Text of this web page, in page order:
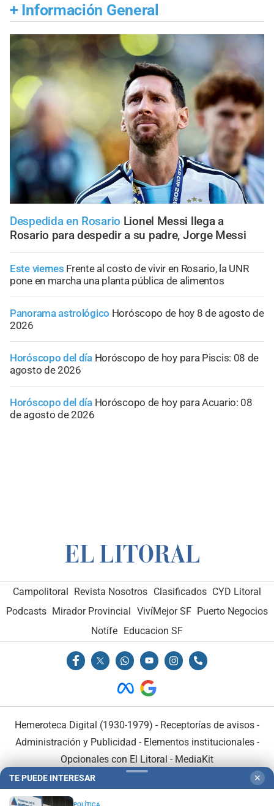
+ Información General
Despedida en Rosario Lionel Messi llega a
Rosario para despedir a su padre, Jorge Messi
Este viernes Frente al costo de vivir en Rosario, la UNR
pone en marcha una planta pública de alimentos
Panorama astrológico Horóscopo de hoy 8 de agosto de
2026
Horóscopo del día Horóscopo de hoy para Piscis: 08 de
agosto de 2026
Horóscopo del día Horóscopo de hoy para Acuario: 08
de agosto de 2026
Campolitoral Revista Nosotros Clasificados CYD Litoral
Podcasts Mirador Provincial VivíMejor SF Puerto Negocios
Notife
Educacion SF
Hemeroteca Digital (1930-1979) - Receptorías de avisos -
Administración y Publicidad - Elementos institucionales-
Opcionales con El Litoral - MediaKit
TE PUEDE INTERESAR ✕
POLÍTICA